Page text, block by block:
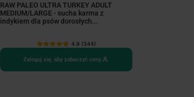
RAW PALEO ULTRA TURKEY ADULT
MEDIUM/LARGE - sucha karma z
indykiem dla psów dorosłych...
4.9 (344)
Zaloguj się, aby zobaczyć ceny